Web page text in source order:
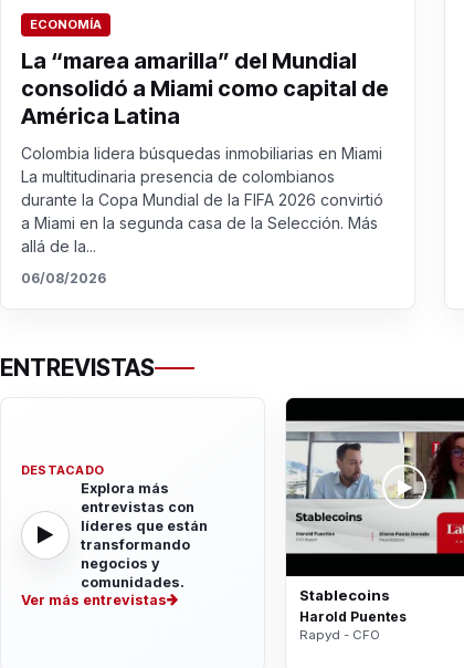
ECONOMÍA
La “marea amarilla” del Mundial
consolidó a Miami como capital de
América Latina
Colombia lidera búsquedas inmobiliarias en Miami
La multitudinaria presencia de colombianos
durante la Copa Mundial de la FIFA 2026 convirtió
a Miami en la segunda casa de la Selección. Más
allá de la...
06/08/2026
ENTREVISTAS
DESTACADO
Explora más
entrevistas con
líderes que están
transformando
negocios y
comunidades.
Ver más entrevistas
Stablecoins
Harold Puentes
Rapyd - CFO